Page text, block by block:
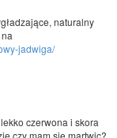
naturalny
jadwiga/
czerwona i skora
czy mam sie martwic?